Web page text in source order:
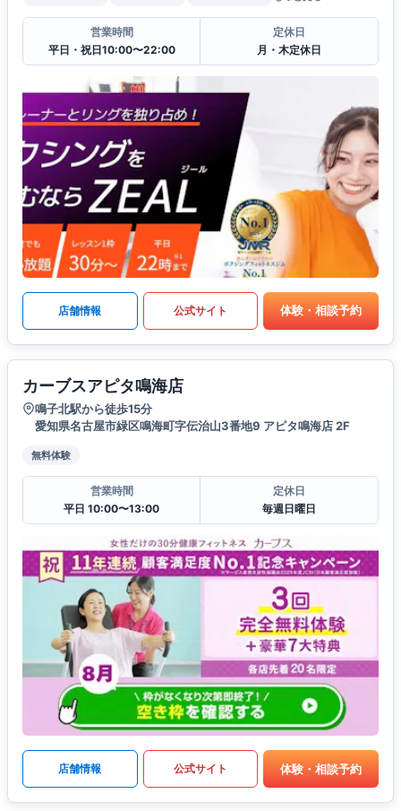
営業時間
平日・祝日10:00〜22:00
定休日
月・木定休日
店舗情報 公式サイト 体験・相談予約
カーブスアピタ鳴海店
鳴子北駅から徒歩15分
愛知県名古屋市緑区鳴海町字伝治山3番地9 アピタ鳴海店 2F
無料体験
営業時間
平日 10:00〜13:00
定休日
毎週日曜日
店舗情報 公式サイト 体験・相談予約